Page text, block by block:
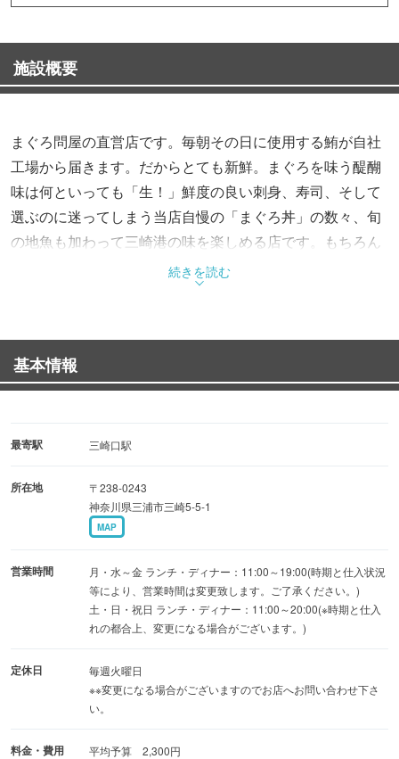
施設概要
まぐろ問屋の直営店です。毎朝その日に使用する鮪が自社
工場から届きます。だからとても新鮮。まぐろを味う醍醐
味は何といっても「生！」鮮度の良い刺身、寿司、そして
選ぶのに迷ってしまう当店自慢の「まぐろ丼」の数々、旬
の地魚も加わって三崎港の味を楽しめる店です。もちろん
まぐろの珍味、スペアリブやカマ焼・まぐろ料理もご用意
続きを読む
基本情報
最寄駅 三崎口駅
所在地
〒238-0243
神奈川県三浦市三崎5-5-1
MAP
営業時間
月・水～金 ランチ・ディナー：11:00～19:00(時期と仕入状況
等により、営業時間は変更致します。ご了承ください。)
土・日・祝日 ランチ・ディナー：11:00～20:00(※時期と仕入
れの都合上、変更になる場合がございます。)
定休日
毎週火曜日
※※変更になる場合がございますのでお店へお問い合わせ下さ
い。
料金・費用 平均予算 2,300円